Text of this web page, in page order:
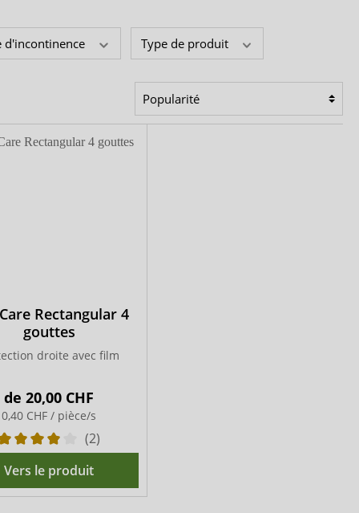
Comfort & Care
Mediset
d'incontinence Type de produit
Rectangular 4
gouttes
droite avec film
de20,00 CHF
0,40 CHF / pièce/s
(2)
Vers le produit